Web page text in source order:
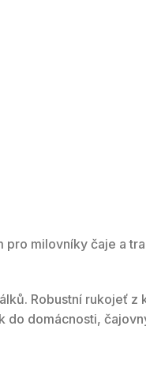
milovníky čaje a
Robustní rukojeť
do domácnosti,